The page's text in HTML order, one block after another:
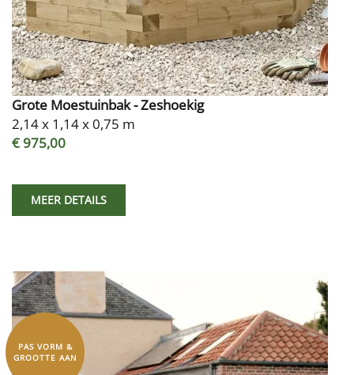
Grote Moestuinbak - Zeshoekig
2,14 x 1,14 x 0,75 m
€ 975,00
MEER DETAILS
PAS VORM &
GROOTTE AAN